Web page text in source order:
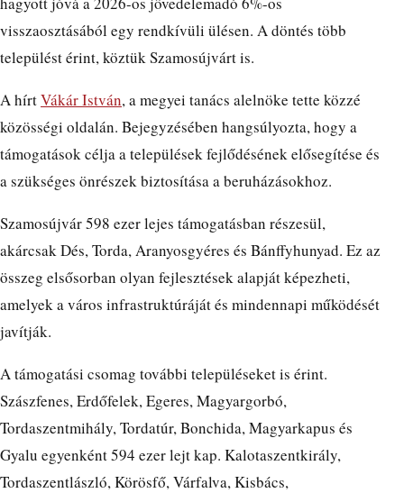
visszaosztásából egy rendkívüli ülésen. A döntés több
települést érint, köztük Szamosújvárt is.
A hírtVákár István, a megyei tanács alelnöke tette közzé
közösségi oldalán. Bejegyzésében hangsúlyozta, hogy a
támogatások célja a települések fejlődésének elősegítése és
a szükséges önrészek biztosítása a beruházásokhoz.
Szamosújvár 598 ezer lejes támogatásban részesül,
akárcsak Dés, Torda, Aranyosgyéres és Bánffyhunyad. Ez az
összeg elsősorban olyan fejlesztések alapját képezheti,
amelyek a város infrastruktúráját és mindennapi működését
javítják.
A támogatási csomag további településeket is érint.
Szászfenes, Erdőfelek, Egeres, Magyargorbó,
Tordaszentmihály, Tordatúr, Bonchida, Magyarkapus és
Gyalu egyenként 594 ezer lejt kap. Kalotaszentkirály,
Tordaszentlászló, Körösfő, Várfalva, Kisbács,